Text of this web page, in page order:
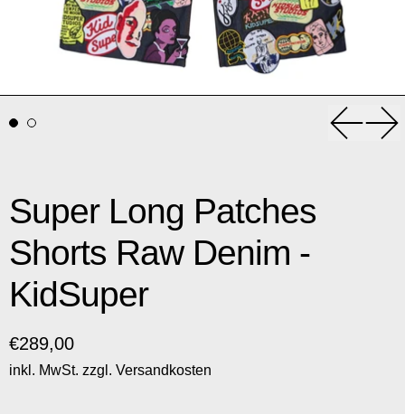
Super Long Patches
Shorts Raw Denim -
KidSuper
Normaler Preis
€289,00
inkl. MwSt. zzgl. Versandkosten